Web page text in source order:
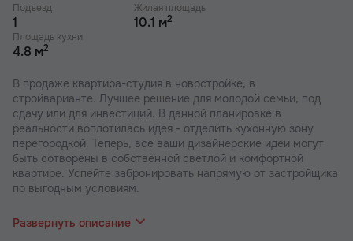
Подъезд
1
Жилая площадь
10.1 м2
Площадь кухни
4.8 м2
В продаже квартира-студия в новостройке, в
стройварианте. Лучшее решение для молодой семьи, под
сдачу или для инвестиций. В данной планировке в
реальности воплотилась идея - отделить кухонную зону
перегородкой. Теперь, все ваши дизайнерские идеи могут
быть сотворены в собственной светлой и комфортной
квартире. Успейте забронировать напрямую от застройщика
по выгодным условиям.
отделе продаж вас проконсультируют по актуальным
предложениям.
Развернуть описание